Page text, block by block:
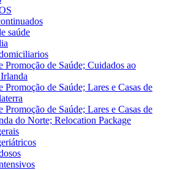
saúde
Promoção de Saúde; Cuidados ao
Promoção de Saúde; Lares e Casas de
Promoção de Saúde; Lares e Casas de
do Norte; Relocation Package